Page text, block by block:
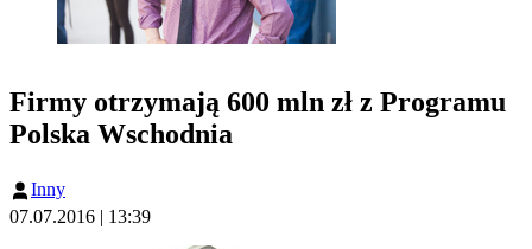
Firmy otrzymają 600 mln zł z Programu
Polska Wschodnia
Inny
07.07.2016 | 13:39